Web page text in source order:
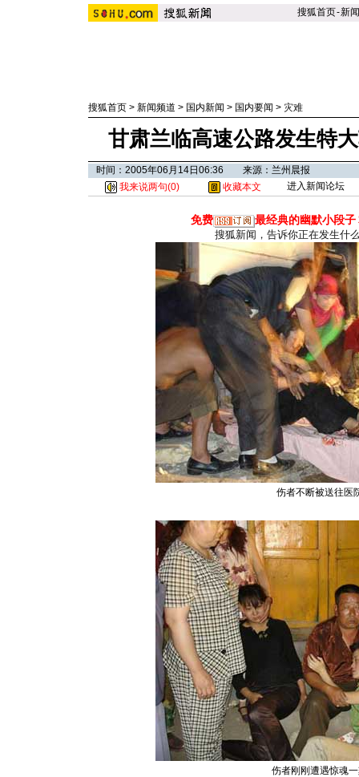
搜狐首页-新闻
搜狐首页 > 新闻频道 > 国内新闻 > 国内要闻 > 灾难
甘肃兰临高速公路发生特
时间：2005年06月14日06:36 来源：兰州晨报
我来说两句(0) 收藏本文 进入新闻论坛
免费 最经典的幽默小段子
搜狐新闻，告诉你正在发生什
伤者不断被送往医
伤者刚刚遭遇惊魂